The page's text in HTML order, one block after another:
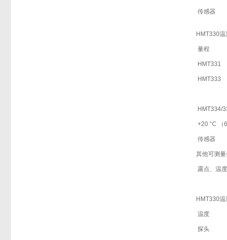
传感器
HMT330
量程
HMT331
HMT333
HMT334/
+20 °C （
传感器
其他可测量
露点、温
HMT330
温度
探头